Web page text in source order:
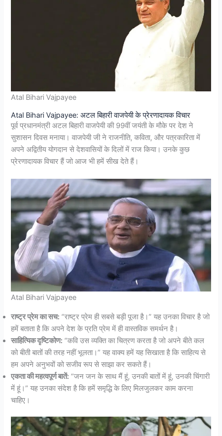
Atal Bihari Vajpayee
Atal Bihari Vajpayee: अटल बिहारी वाजपेयी के प्रेरणादायक विचार
पूर्व प्रधानमंत्री अटल बिहारी वाजपेयी की 99वीं जयंती के मौके पर देश ने
सुशासन दिवस मनाया। वाजपेयी जी ने राजनीति, कविता, और पत्रकारिता में
अपने अद्वितीय योगदान से देशवासियों के दिलों में राज किया। उनके कुछ
प्रेरणादायक विचार हैं जो आज भी हमें सीख देते हैं।
Atal Bihari Vajpayee
राष्ट्र प्रेम का सच: “राष्ट्र प्रेम ही सबसे बड़ी पूजा है।” यह उनका विचार है जो
हमें बताता है कि अपने देश के प्रति प्रेम में ही वास्तविक समर्थन है।
साहित्यिक दृष्टिकोण: “कवि उस व्यक्ति का चित्रण करता है जो अपने बीते कल
को बीती बातों की तरह नहीं भूलता।” यह वाक्य हमें यह सिखाता है कि साहित्य से
हम अपने अनुभवों को सजीव रूप से साझा कर सकते हैं।
एकता की महत्वपूर्ण बातें: “जन जन के साथ मैं हूं, उनकी बातों में हूं, उनकी चिंगारी
में हूं।” यह उनका संदेश है कि हमें समृद्धि के लिए मिलजुलकर काम करना
चाहिए।